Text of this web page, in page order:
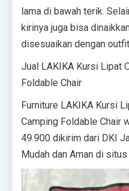
lama di bawah terik.
kirinya juga bisa
disesuaikan dengan
Jual LAKIKA Kursi Lipat
Foldable Chair
Furniture LAKIKA Kursi
Camping Foldable Chair
49.900 dikirim dari DKI
Mudah dan Aman di